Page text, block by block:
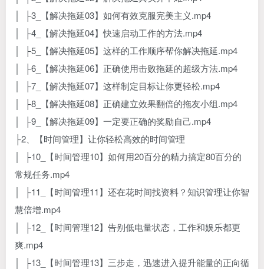
│ ├3_【解决拖延03】如何有效克服完美主义.mp4
│ ├4_【解决拖延04】快速启动工作的方法.mp4
│ ├5_【解决拖延05】这样的工作顺序帮你解决拖延.mp4
│ ├6_【解决拖延06】正确使用击败拖延的超级方法.mp4
│ ├7_【解决拖延07】这样制定目标让你更轻松.mp4
│ ├8_【解决拖延08】正确建立效果翻倍的拖友小组.mp4
│ ├9_【解决拖延09】一定要正确的奖励自己.mp4
├2、【时间管理】让你轻松高效的时间管理
│ ├10_【时间管理10】如何用20百分的精力搞定80百分的
常规任务.mp4
│ ├11_【时间管理11】还在花时间找资料？知识管理让你智
慧倍增.mp4
│ ├12_【时间管理12】告别低电量状态，工作和娱乐都更
爽.mp4
│ ├13_【时间管理13】三步走，迅速进入提升能量的正向循